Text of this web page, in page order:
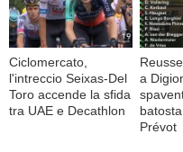
Ciclomercato,
l'intreccio Seixas-Del
Toro accende la sfida
tra UAE e Decathlon
a
Prévot